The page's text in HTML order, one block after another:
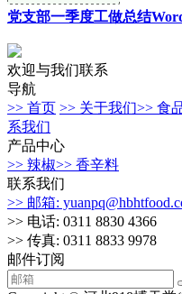
党支部一季度工做总结
欢迎与我们联系
导航
>> 首页 >> 关于我们>> 食
系我们
产品中心
>> 辣椒>> 香辛料
联系我们
>> 邮箱:
>> 电话: 0311 8830 4366
>> 传真: 0311 8833 9978
邮件订阅